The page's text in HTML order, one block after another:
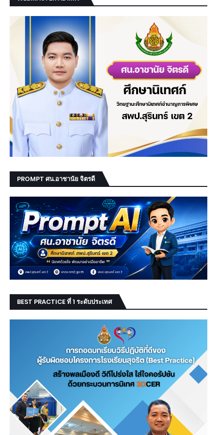
PROMPT ศน.อาชานัย จิตรดี
BEST PRACTICE ที่ 1 ระดับประเทศ